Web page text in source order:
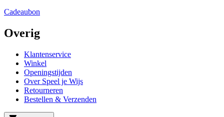
Cadeaubon
Overig
Klantenservice
Winkel
Openingstijden
Over Speel je Wijs
Retourneren
Bestellen & Verzenden